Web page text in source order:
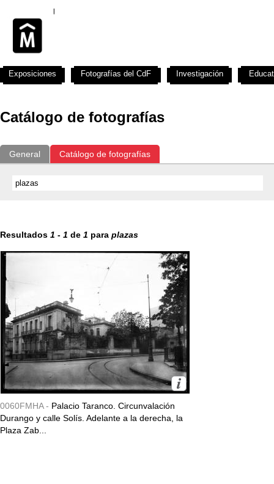
Catálogo de fotografías
General Catálogo de fotografías
Resultados 1 - 1 de 1 para plazas
0060FMHA - Palacio Taranco. Circunvalación
Durango y calle Solís. Adelante a la derecha, la
Plaza Zab...
Exposiciones Fotografías del CdF Investigación